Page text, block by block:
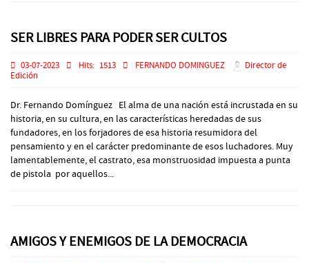
SER LIBRES PARA PODER SER CULTOS
03-07-2023 Hits: 1513 FERNANDO DOMINGUEZ
Director de
Edición
Dr. Fernando Domínguez El alma de una nación está incrustada en su
historia, en su cultura, en las características heredadas de sus
fundadores, en los forjadores de esa historia resumidora del
pensamiento y en el carácter predominante de esos luchadores. Muy
lamentablemente, el castrato, esa monstruosidad impuesta a punta
de pistola por aquellos...
AMIGOS Y ENEMIGOS DE LA DEMOCRACIA